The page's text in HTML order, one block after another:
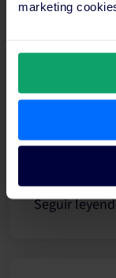
marketing
saber sobre
cómo
Seguir